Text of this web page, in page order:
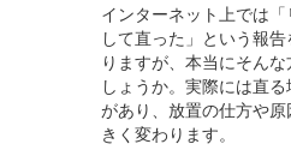
インターネット上では
して直った」という報
りますが、本当にそん
しょうか。実際には直
があり、放置の仕方や
きく変わります。